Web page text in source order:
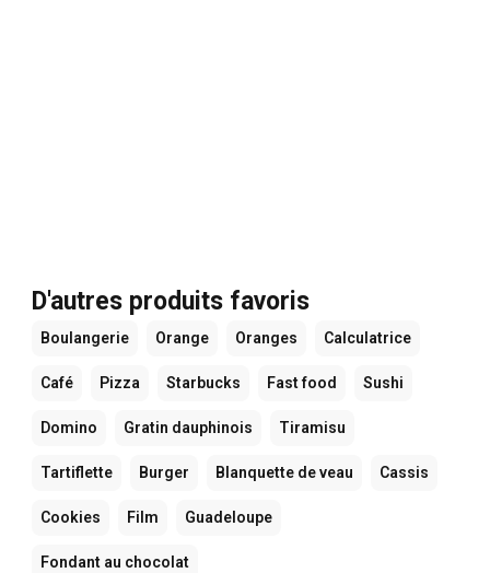
D'autres produits favoris
Boulangerie Orange Oranges Calculatrice
Café Pizza Starbucks Fast food Sushi
Domino Gratin dauphinois Tiramisu
Tartiflette Burger Blanquette de veau Cassis
Cookies Film Guadeloupe
Fondant au chocolat